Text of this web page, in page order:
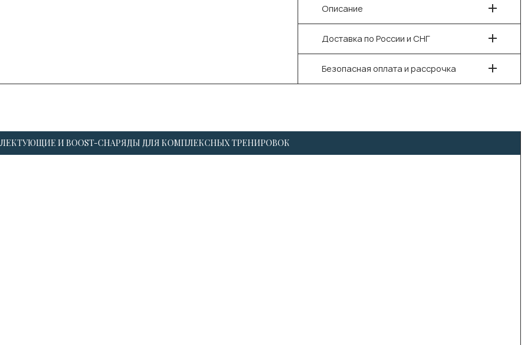
Описание
Доставка по России и СНГ
Безопасная оплата и рассрочка
И BOOST-СНАРЯДЫ ДЛЯ КОМПЛЕКСНЫХ ТРЕНИРОВОК